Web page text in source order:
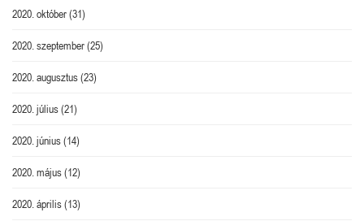
2020. október(31)
2020. szeptember(25)
2020. augusztus(23)
2020. július(21)
2020. június(14)
2020. május(12)
2020. április(13)